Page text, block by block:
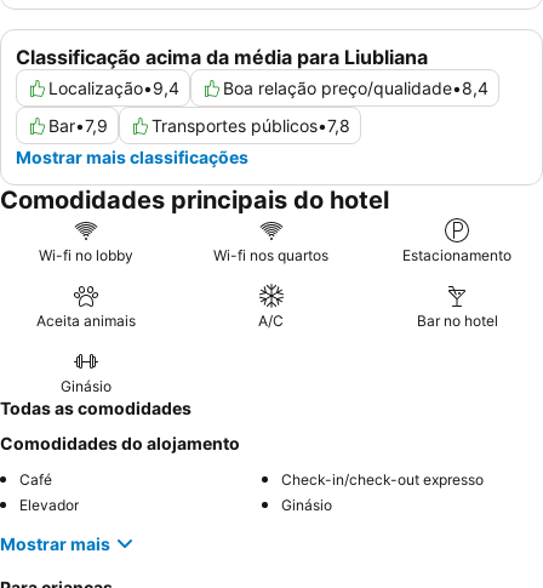
Classificação acima da média para Liubliana
Localização•9,4 Boa relação preço/qualidade•8,4
Bar•7,9 Transportes públicos•7,8
Mostrar mais classificações
Comodidades principais do hotel
Wi-fi no lobby Wi-fi nos quartos Estacionamento
Aceita animais A/C Bar no hotel
Ginásio
Todas as comodidades
Comodidades do alojamento
Café
Check-in/check-out expresso
Elevador
Ginásio
Mostrar mais